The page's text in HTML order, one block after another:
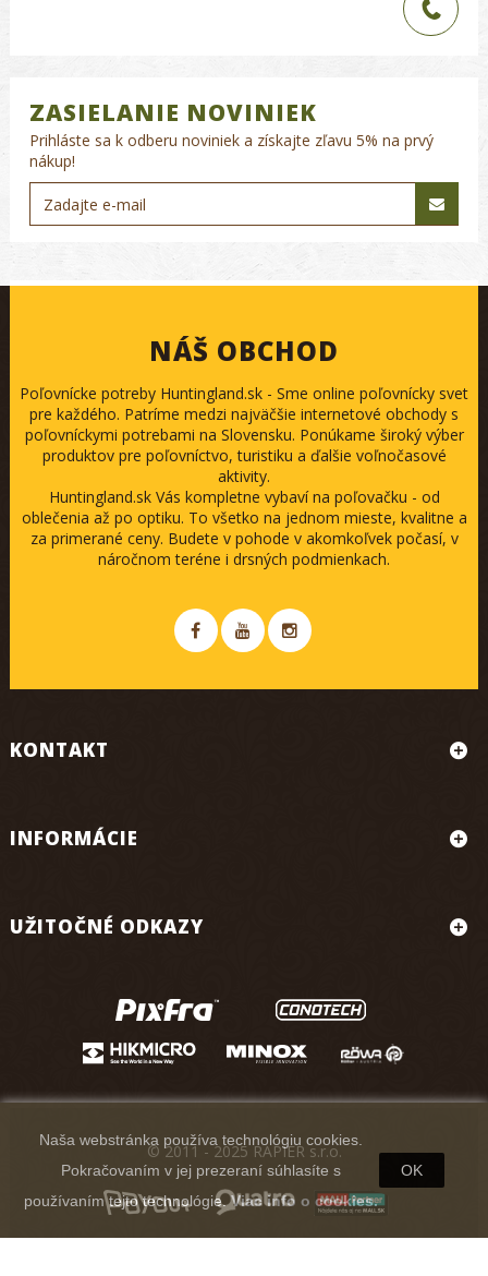
ZASIELANIE NOVINIEK
Prihláste sa k odberu noviniek a získajte zľavu 5% na prvý
nákup!
NÁŠ OBCHOD
Poľovnícke potreby Huntingland.sk - Sme online poľovnícky svet
pre každého. Patríme medzi najväčšie internetové obchody s
poľovníckymi potrebami na Slovensku. Ponúkame široký výber
produktov pre poľovníctvo, turistiku a ďalšie voľnočasové
aktivity.
Huntingland.sk Vás kompletne vybaví na poľovačku - od
oblečenia až po optiku. To všetko na jednom mieste, kvalitne a
za primerané ceny. Budete v pohode v akomkoľvek počasí, v
náročnom teréne i drsných podmienkach.
KONTAKT
INFORMÁCIE
UŽITOČNÉ ODKAZY
Naša webstránka používa technológiu cookies.
Pokračovaním v jej prezeraní súhlasíte s
používaním tejto technológie.Viac info o cookies.
OK
© 2011 - 2025 RAPIER s.r.o.